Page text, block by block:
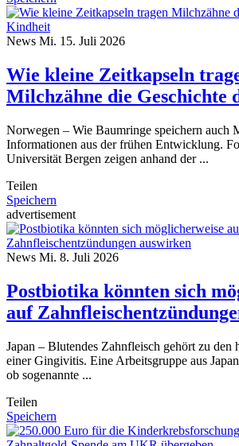
News Mi. 15. Juli 2026
Wie kleine Zeitkapseln
Milchzähne die Geschichte
Norwegen – Wie Baumringe speichern auch
Informationen aus der frühen Entwicklung.
Universität Bergen zeigen anhand der ...
Teilen
Speichern
advertisement
News Mi. 8. Juli 2026
Postbiotika könnten sich
auf
Japan – Blutendes Zahnfleisch gehört zu den
einer Gingivitis. Eine Arbeitsgruppe aus
ob sogenannte ...
Teilen
Speichern